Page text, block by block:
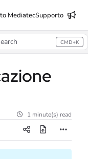
MediatecSupporto
CMD+K
CMD+K to open search
1 minute(s) read